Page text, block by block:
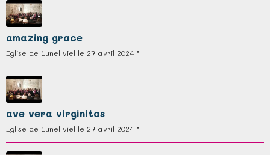
amazing grace
Eglise de Lunel viel le 27 avril 2024 "
ave vera virginitas
Eglise de Lunel viel le 27 avril 2024 "